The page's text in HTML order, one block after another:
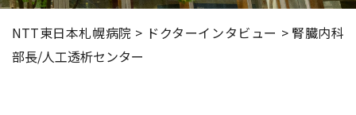
採用情報
NTT東日本札幌病院 > ドクターインタビュー > 腎臓内科
部長/人工透析センター